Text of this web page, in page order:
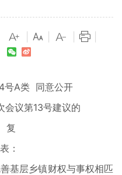
A类 同意公开
议第13号建议的
：
层乡镇财权与事权相匹